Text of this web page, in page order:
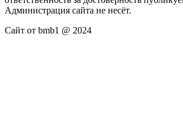
Администрация сайта не несёт.
Сайт от bmb1 @ 2024